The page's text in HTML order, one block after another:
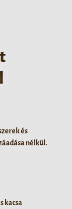
és
nélkül.
kacsa